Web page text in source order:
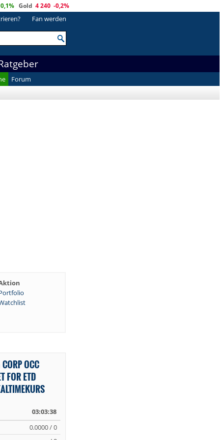
0,1% Gold 4 240 -0,2%
Fan werden
Forum
OCC
FOR ETD
03:03:38
0.0000 / 0